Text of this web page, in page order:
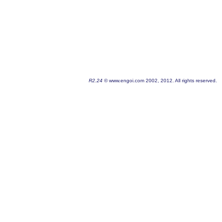
R2.24 © www.engoi.com 2002, 2012. All rights reserved.